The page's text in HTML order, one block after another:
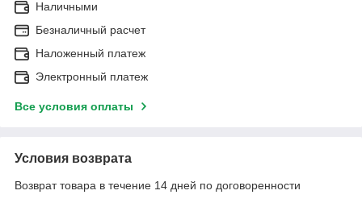
Наличными
Безналичный расчет
Наложенный платеж
Электронный платеж
Все условия оплаты
Условия возврата
Возврат товара в течение 14 дней по договоренности